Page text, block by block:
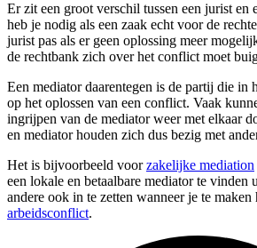
Er zit een groot verschil tussen een jurist en
heb je nodig als een zaak echt voor de
jurist pas als er geen oplossing meer
de rechtbank zich over het conflict moet
Een mediator daarentegen is de partij die in
op het oplossen van een conflict. Vaak
ingrijpen van de mediator weer met elkaar
en mediator houden zich dus bezig met
Het is bijvoorbeeld voorzakelijke mediation
een lokale en betaalbare mediator te vinden
andere ook in te zetten wanneer je te maken
arbeidsconflict.